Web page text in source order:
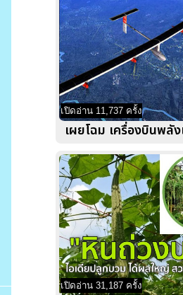
เปิดอ่าน 11,737 ครั้ง
เผยโฉม เครื่องบินพลั
เปิดอ่าน 31,187 ครั้ง